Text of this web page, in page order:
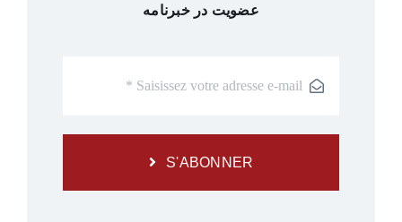
عضویت در خبرنامه
S'ABONNER